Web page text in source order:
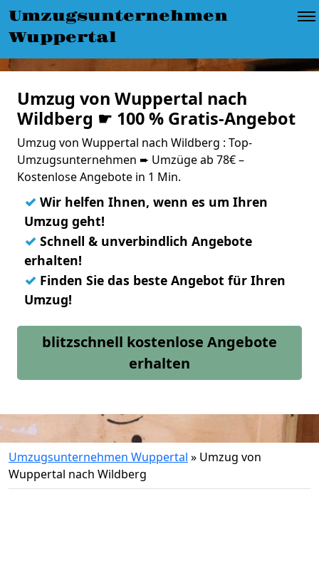
Umzugsunternehmen
Wuppertal
Umzug von Wuppertal nach
Wildberg ☛ 100 % Gratis-Angebot
Umzug von Wuppertal nach Wildberg : Top-
Umzugsunternehmen ➨ Umzüge ab 78€ –
Kostenlose Angebote in 1 Min.
✓ Wir helfen Ihnen, wenn es um Ihren
Umzug geht!
✓ Schnell & unverbindlich Angebote
erhalten!
✓ Finden Sie das beste Angebot für Ihren
Umzug!
blitzschnell kostenlose Angebote
erhalten
Umzugsunternehmen Wuppertal » Umzug von
Wuppertal nach Wildberg